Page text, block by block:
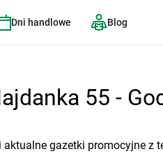
Dni handlowe Blog
55 -
gazetki promocyjne z